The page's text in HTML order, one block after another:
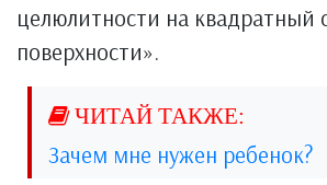
целюлитности на квадратный
поверхности».
Зачем мне нужен ребенок?